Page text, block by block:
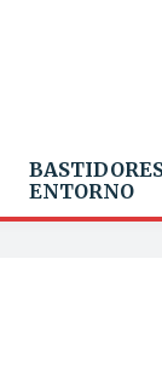
ENTORNO